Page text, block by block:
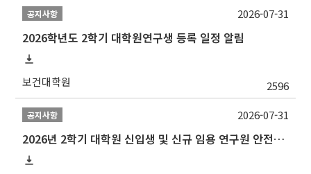
공지사항
2026학년도 2학기 대학원연구생 등록 일정 알림
보건대학원 2596
2026-07-31
공지사항
2026년 2학기 대학원 신입생 및 신규 임용 연구원 안전환경교육(신규교육) 실시 안내
2026-07-31